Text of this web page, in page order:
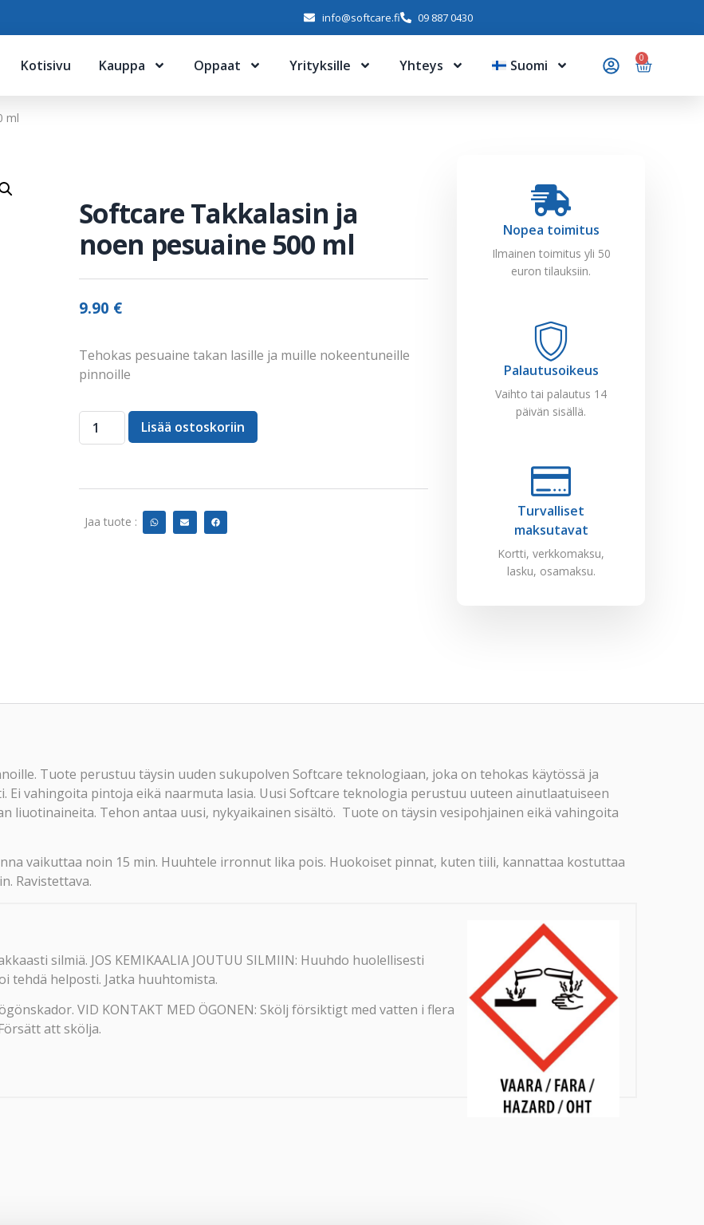
info@softcare.fi 09 887 0430
Kotisivu Kauppa Oppaat Yrityksille Yhteys Suomi 0
ml
Softcare Takkalasin ja
noen pesuaine 500 ml
9.90 €
Tehokas pesuaine takan lasille ja muille nokeentuneille
pinnoille
Lisää ostoskoriin
Jaa tuote :
Nopea toimitus
Ilmainen toimitus yli 50
euron tilauksiin.
Palautusoikeus
Vaihto tai palautus 14
päivän sisällä.
Turvalliset
maksutavat
Kortti, verkkomaksu,
lasku, osamaksu.
Tuote perustuu täysin uuden sukupolven Softcare teknologiaan, joka on tehokas käytössä ja
vahingoita pintoja eikä naarmuta lasia. Uusi Softcare teknologia perustuu uuteen ainutlaatuiseen
liuotinaineita. Tehon antaa uusi, nykyaikainen sisältö. Tuote on täysin vesipohjainen eikä vahingoita
vaikuttaa noin 15 min. Huuhtele irronnut lika pois. Huokoiset pinnat, kuten tiili, kannattaa kostuttaa
Ravistettava.
silmiä. JOS KEMIKAALIA JOUTUU SILMIIN: Huuhdo huolellisesti
tehdä helposti. Jatka huuhtomista.
VID KONTAKT MED ÖGONEN: Skölj försiktigt med vatten i flera
att skölja.